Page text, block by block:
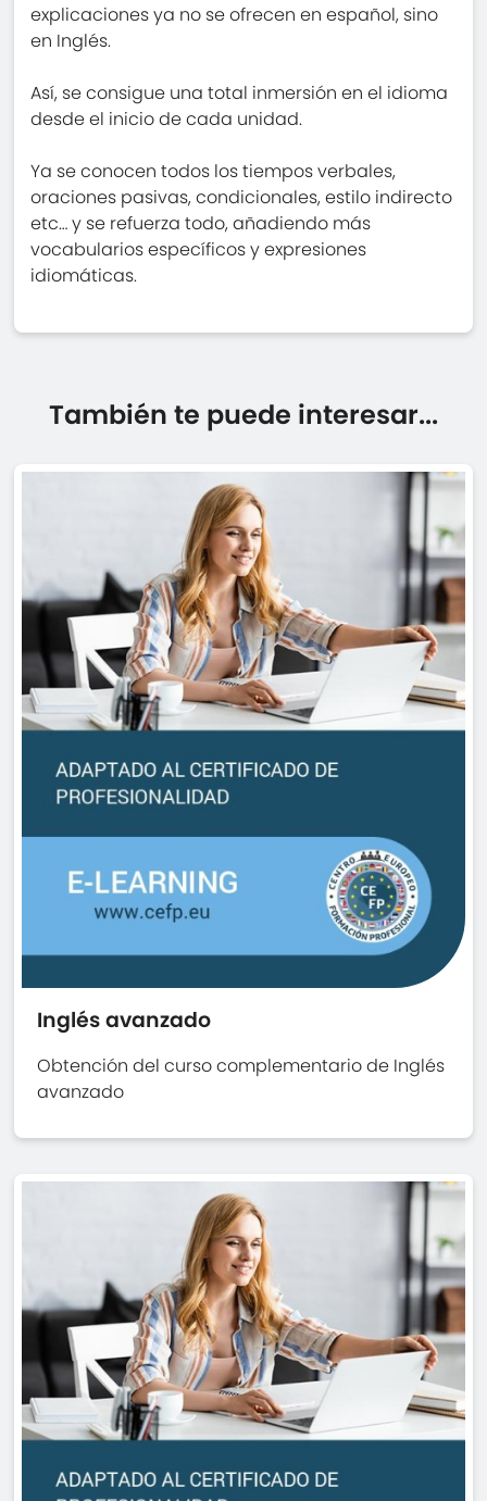
explicaciones ya no se ofrecen en español, sino
en Inglés.
Así, se consigue una total inmersión en el idioma
desde el inicio de cada unidad.
Ya se conocen todos los tiempos verbales,
oraciones pasivas, condicionales, estilo indirecto
etc… y se refuerza todo, añadiendo más
vocabularios específicos y expresiones
idiomáticas.
También te puede interesar...
Inglés avanzado
Obtención del curso complementario de Inglés
avanzado